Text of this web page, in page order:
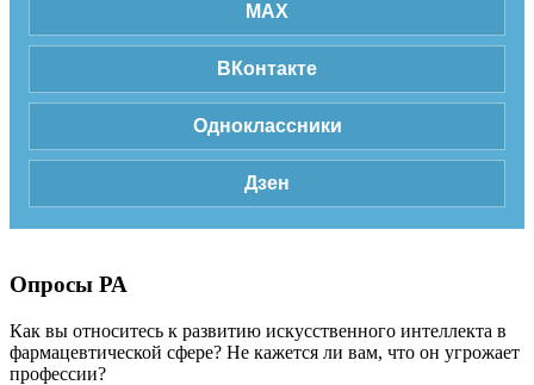
MAX
ВКонтакте
Одноклассники
Дзен
Опросы РА
Как вы относитесь к развитию искусственного интеллекта в
фармацевтической сфере? Не кажется ли вам, что он угрожает
профессии?